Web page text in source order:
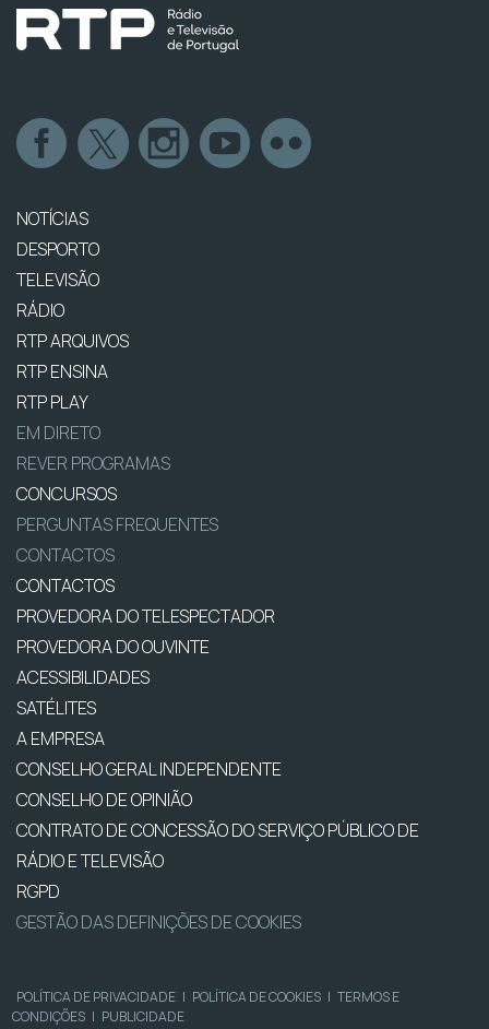
NOTÍCIAS
DESPORTO
TELEVISÃO
RÁDIO
RTP ARQUIVOS
RTP ENSINA
RTP PLAY
EM DIRETO
REVER PROGRAMAS
CONCURSOS
PERGUNTAS FREQUENTES
CONTACTOS
CONTACTOS
PROVEDORA DO TELESPECTADOR
PROVEDORA DO OUVINTE
ACESSIBILIDADES
SATÉLITES
A EMPRESA
CONSELHO GERAL INDEPENDENTE
CONSELHO DE OPINIÃO
CONTRATO DE CONCESSÃO DO SERVIÇO PÚBLICO DE
RÁDIO E TELEVISÃO
RGPD
GESTÃO DAS DEFINIÇÕES DE COOKIES
POLÍTICA DE PRIVACIDADE | POLÍTICA DE COOKIES | TERMOS E
CONDIÇÕES | PUBLICIDADE